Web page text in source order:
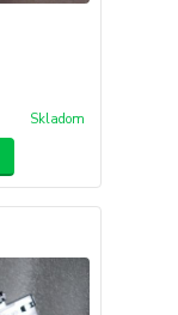
Skladom